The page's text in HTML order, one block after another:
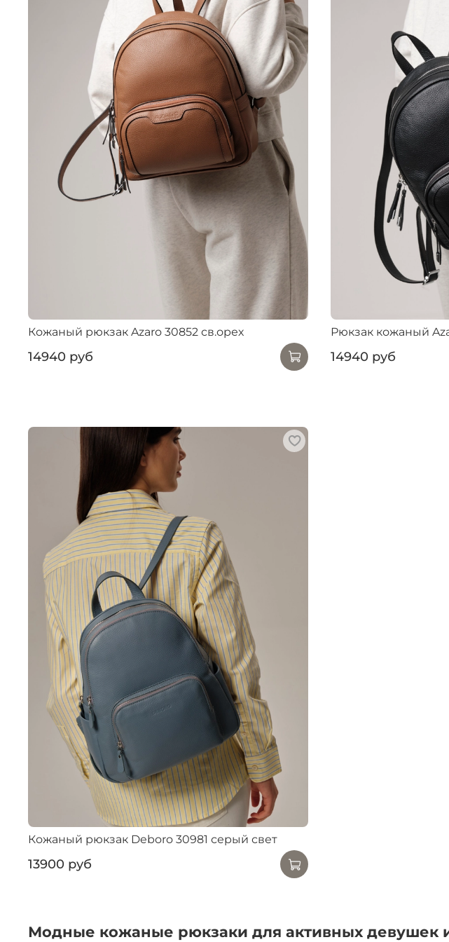
Кожаный рюкзак Azaro 30852 св.орех
14940 руб
Рюкзак кожаный
14940 руб
Кожаный рюкзак Deboro 30981 серый свет
13900 руб
Модные кожаные рюкзаки для активных девушек